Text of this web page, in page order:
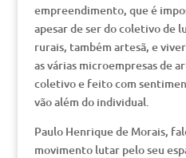
empreendimento, que é
apesar de ser do coletivo de
rurais, também artesã, e
as várias microempresas de
coletivo e feito com
vão além do individual.
Paulo Henrique de Morais,
movimento lutar pelo seu